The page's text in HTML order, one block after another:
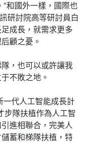
和國外一樣，國際也
研討院高等研討員白
成長，就需求更多
顧之憂。
，也可以或許讓我
不敗之地。
一代人工智能成長計
步隊扶植作為人工智
進相聯合，完美人
蓄和梯隊扶植，特